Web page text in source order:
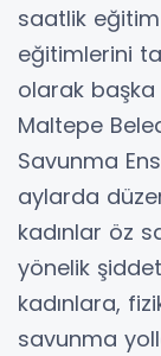
saatlik
eğitimlerini
olarak başka
Maltepe
Savunma
aylarda
kadınlar öz
yönelik
kadınlara,
savunma